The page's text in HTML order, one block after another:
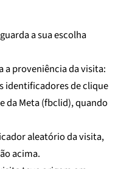
a sua escolha
a proveniência da visita:
identificadores de clique
da Meta (fbclid), quando
aleatório da visita,
acima.